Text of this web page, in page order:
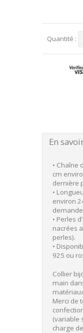
Quantité :
En
• Chaîne
cm
dernière
•
environ
• Perles
nacrées
perles).
•
925 ou
Collier
main
Merci de
(variable
charge